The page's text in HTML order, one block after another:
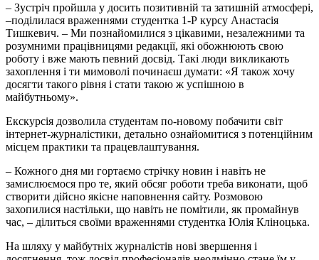
– Зустріч пройшла у досить позитивній та затишній атмосфері,
–поділилася враженнями студентка 1-Р курсу Анастасія
Тишкевич. – Ми познайомилися з цікавими, незалежними та
розумними працівницями редакції, які обожнюють свою
роботу і вже мають певний досвід. Такі люди викликають
захоплення і ти мимоволі починаєш думати: «Я також хочу
досягти такого рівня і стати такою ж успішною в
майбутньому».
Екскурсія дозволила студентам по-новому побачити світ
інтернет-журналістики, детально ознайомитися з потенційним
місцем практики та працевлаштування.
– Кожного дня ми гортаємо стрічку новин і навіть не
замислюємося про те, який обсяг роботи треба виконати, щоб
створити дійсно якісне наповнення сайту. Розмовою
захопилися настільки, що навіть не помітили, як промайнув
час, – ділиться своїми враженнями студентка Юлія Кліноцька.
На шляху у майбутніх журналістів нові звершення і